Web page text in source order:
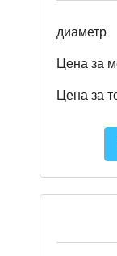
диаметр
Цена за
Цена за